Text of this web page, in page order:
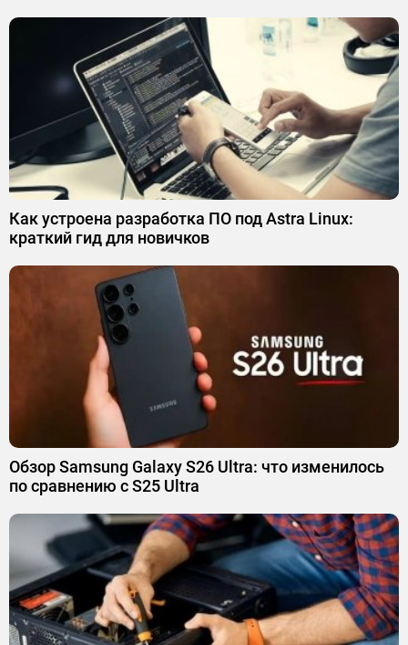
Как устроена разработка ПО под Astra Linux:
краткий гид для новичков
Обзор Samsung Galaxy S26 Ultra: что изменилось
по сравнению с S25 Ultra